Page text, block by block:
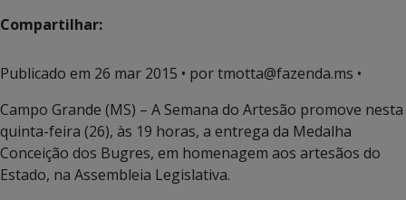
Compartilhar:
Publicado em 26 mar 2015 • por tmotta@fazenda.ms •
Campo Grande (MS) – A Semana do Artesão promove nesta
quinta-feira (26), às 19 horas, a entrega da Medalha
Conceição dos Bugres, em homenagem aos artesãos do
Estado, na Assembleia Legislativa.